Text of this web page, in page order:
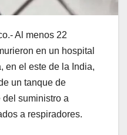
Al menos 22
en un hospital
en el este de la India,
un tanque de
suministro a
a respiradores.